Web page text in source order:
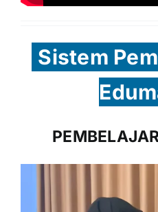
Sistem